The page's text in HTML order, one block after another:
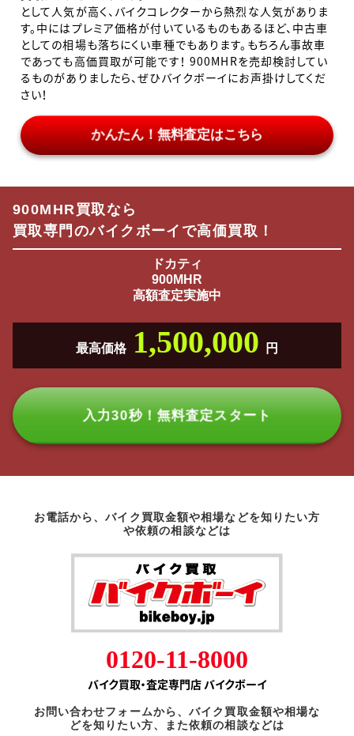
として人気が高く、バイクコレクターから熱烈な人気がありま
す。中にはプレミア価格が付いているものもあるほど、中古車
としての相場も落ちにくい車種でもあります。もちろん事故車
であっても高価買取が可能です！ 900MHRを売却検討してい
るものがありましたら、ぜひバイクボーイにお声掛けしてくだ
さい！
かんたん！無料査定はこちら
900MHR買取なら
買取専門のバイクボーイで高価買取！
ドカティ
900MHR
高額査定実施中
最高価格 1,500,000 円
入力30秒！無料査定スタート
お電話から、バイク買取金額や相場などを知りたい方
や依頼の相談などは
0120-11-8000
バイク買取・査定専門店 バイクボーイ
お問い合わせフォームから、バイク買取金額や相場な
どを知りたい方、また依頼の相談などは